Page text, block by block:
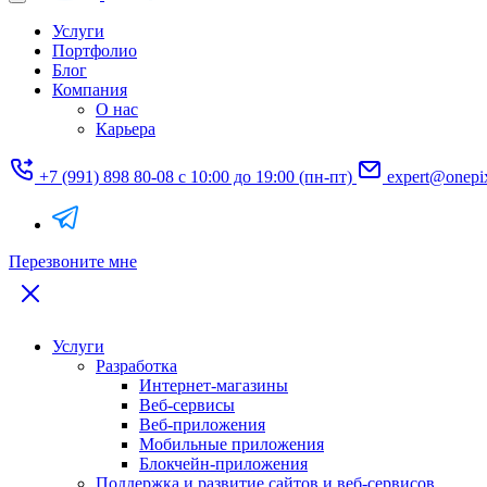
Услуги
Портфолио
Блог
Компания
О нас
Карьера
+7 (991) 898 80-08 с 10:00 до 19:00 (пн-пт)
Перезвоните мне
Услуги
Разработка
Интернет-магазины
Веб-сервисы
Веб-приложения
Мобильные приложения
Блокчейн-приложения
Поддержка и развитие сайтов и веб-сервисов